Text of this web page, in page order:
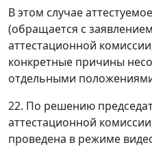
В этом случае
(обращается с
аттестационной
конкретные причины
отдельными
22. По решению
аттестационной
проведена в режиме